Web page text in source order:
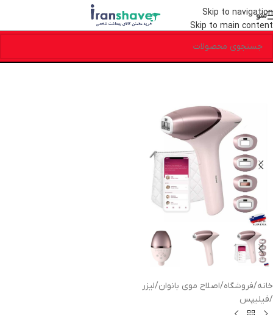
Skip to navigation
Skip to main content
منو
خانه/فروشگاه/اصلاح موی بانوان/لیزر
/فیلیپس